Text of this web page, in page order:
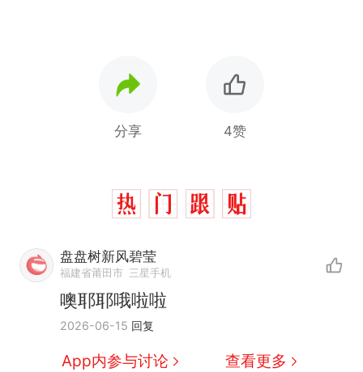
分享 4赞
盘盘树新风碧莹
福建省莆田市 三星手机
噢耶耶哦啦啦
2026-06-15 回复
App内参与讨论 查看更多
那个在床头放菜刀的女孩，
因老师一句“跟我回家”改写了
人生
新 十多万人报名的考试，成绩